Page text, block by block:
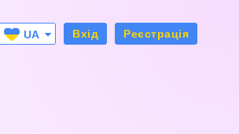
UA
Вхід Реєстрація